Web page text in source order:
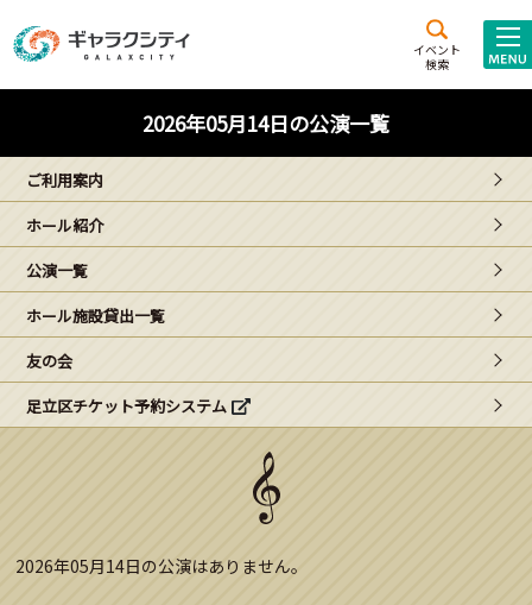
イベント
検索
施設案内
西新井
文化ホール
ギャラクシティとは
こどもみーてぃんぐ
Gがくえん
ブランドからのお知らせ
2026年05月14日の公演一覧
ご利用案内
ホール紹介
公演一覧
ホール施設貸出一覧
友の会
足立区チケット予約システム
2026年05月14日の公演はありません。